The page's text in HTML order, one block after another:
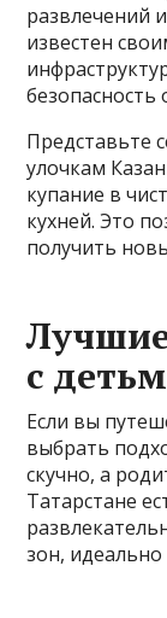
развлечений
известен
безопасность
Представьте
улочкам
купание в
кухней. Это
получить
с
Если вы
выбрать
скучно, а
Татарстане
зон,